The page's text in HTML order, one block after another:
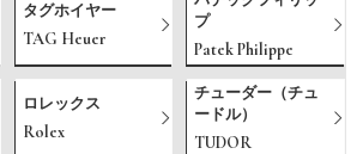
タグホイヤー
TAG Heuer
プ
Patek Philippe
ロレックス
Rolex
チューダー（チュ
ードル）
TUDOR